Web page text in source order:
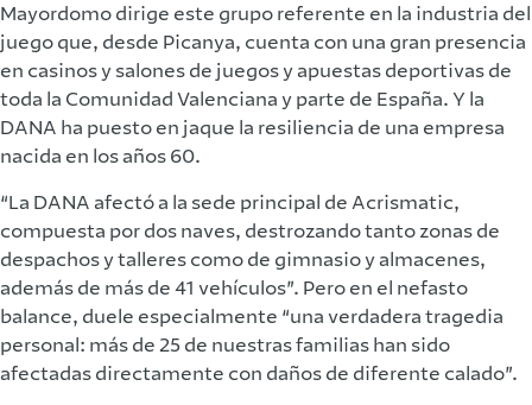
Mayordomo dirige este grupo referente en la industria del
juego que, desde Picanya, cuenta con una gran presencia
en casinos y salones de juegos y apuestas deportivas de
toda la Comunidad Valenciana y parte de España. Y la
DANA ha puesto en jaque la resiliencia de una empresa
nacida en los años 60.
“La DANA afectó a la sede principal de Acrismatic,
compuesta por dos naves, destrozando tanto zonas de
despachos y talleres como de gimnasio y almacenes,
además de más de 41 vehículos”. Pero en el nefasto
balance, duele especialmente “una verdadera tragedia
personal: más de 25 de nuestras familias han sido
afectadas directamente con daños de diferente calado”.